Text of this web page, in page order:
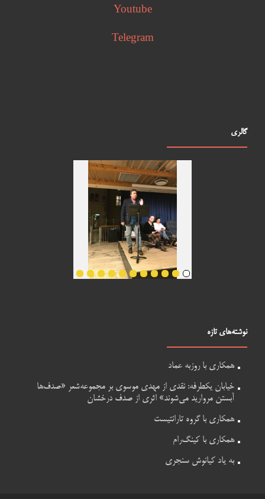
Youtube
Telegram
گالری
نوشته‌های تازه
همکاری با روزبه عماد
خیابان یکطرفه: نقدی از مهدی موسوی بر مجموعه‌شعر «صدف‌ها
آبستن مروارید می‌شوند» اثری از صدف درخشان
همکاری با گروه تارانتیست
همکاری با کینگ‌رام
به یاد کیانوش سنجری